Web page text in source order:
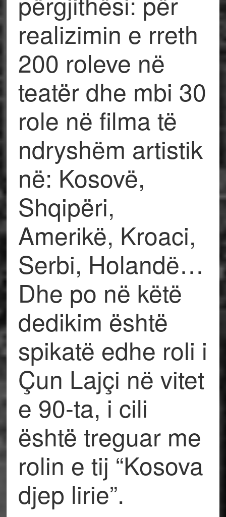
realizimin e rreth
200 roleve në
teatër dhe mbi 30
role në filma të
ndryshëm artistik
në: Kosovë,
Shqipëri,
Amerikë, Kroaci,
Serbi, Holandë…
Dhe po në këtë
dedikim është
spikatë edhe roli i
Çun Lajçi në vitet
e 90-ta, i cili
është treguar me
rolin e tij “Kosova
djep lirie”.